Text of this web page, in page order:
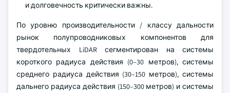
и долговечность критически важны.
По уровню производительности / классу дальности
рынок полупроводниковых компонентов для
твердотельных LiDAR сегментирован на системы
короткого радиуса действия (0–30 метров), системы
среднего радиуса действия (30–150 метров), системы
дальнего радиуса действия (150–300 метров) и системы